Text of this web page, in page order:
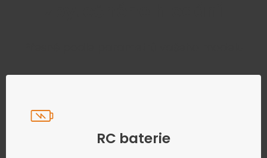
RC baterie